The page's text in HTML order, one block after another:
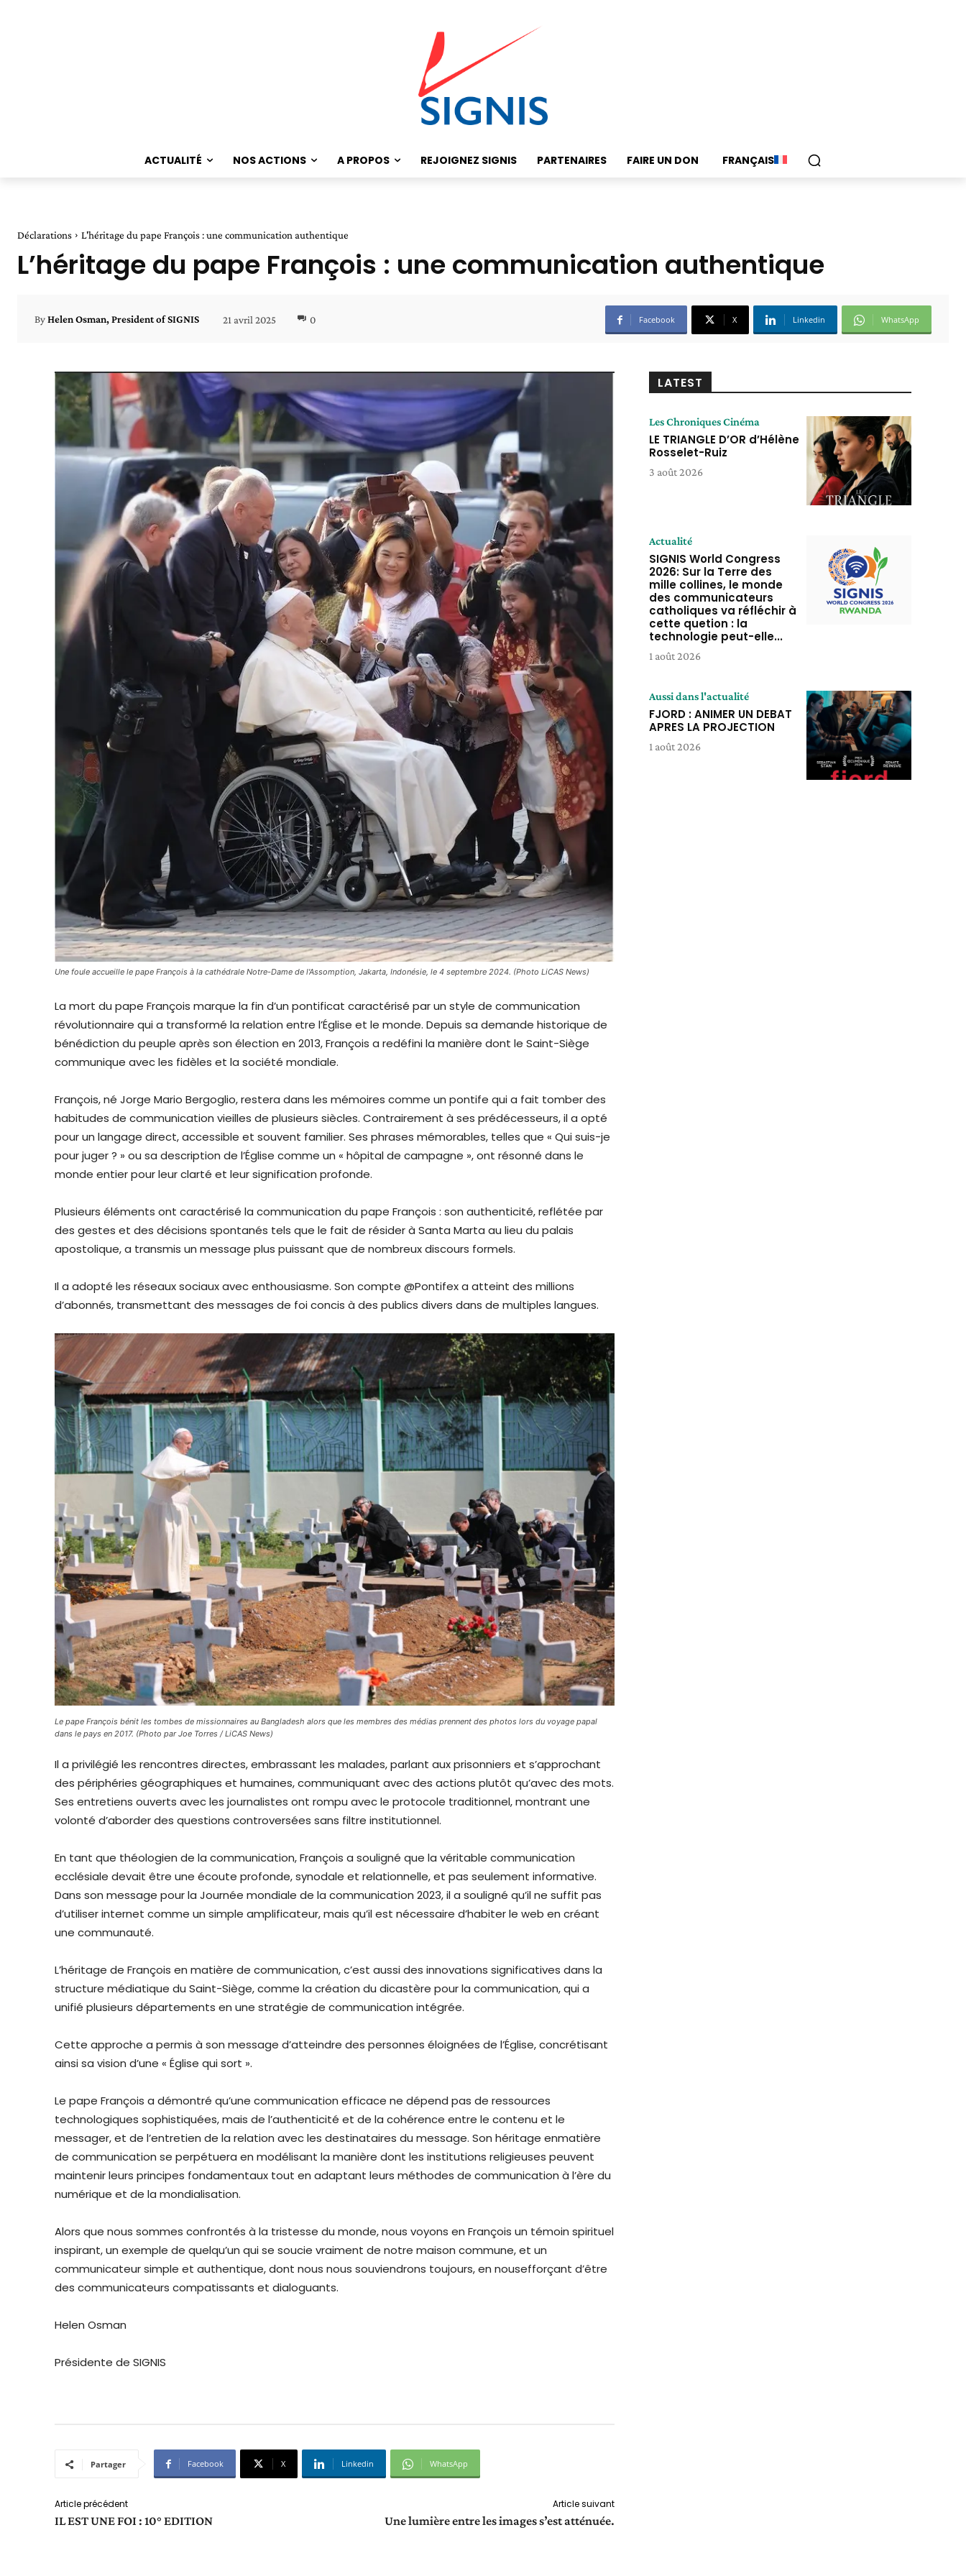
ACTUALITÉ NOS ACTIONS A PROPOS REJOIGNEZ SIGNIS PARTENAIRES FAIRE UN DON FRANÇAIS
Déclarations L'héritage du pape François : une communication authentique
L’héritage du pape François : une communication authentique
ByHelen Osman, President of SIGNIS 21 avril 2025 0 Facebook X Linkedin WhatsApp
Une foule accueille le pape François à la cathédrale Notre-Dame de l'Assomption, Jakarta, Indonésie, le 4 septembre 2024. (Photo LiCAS News)
La mort du pape François marque la fin d’un pontificat caractérisé par un style de communication
révolutionnaire qui a transformé la relation entre l’Église et le monde. Depuis sa demande historique de
bénédiction du peuple après son élection en 2013, François a redéfini la manière dont le Saint-Siège
communique avec les fidèles et la société mondiale.
François, né Jorge Mario Bergoglio, restera dans les mémoires comme un pontife qui a fait tomber des
habitudes de communication vieilles de plusieurs siècles. Contrairement à ses prédécesseurs, il a opté
pour un langage direct, accessible et souvent familier. Ses phrases mémorables, telles que « Qui suis-je
pour juger ? » ou sa description de l’Église comme un « hôpital de campagne », ont résonné dans le
monde entier pour leur clarté et leur signification profonde.
Plusieurs éléments ont caractérisé la communication du pape François : son authenticité, reflétée par
des gestes et des décisions spontanés tels que le fait de résider à Santa Marta au lieu du palais
apostolique, a transmis un message plus puissant que de nombreux discours formels.
Il a adopté les réseaux sociaux avec enthousiasme. Son compte @Pontifex a atteint des millions
d’abonnés, transmettant des messages de foi concis à des publics divers dans de multiples langues.
Le pape François bénit les tombes de missionnaires au Bangladesh alors que les membres des médias prennent des photos lors du voyage papal
dans le pays en 2017. (Photo par Joe Torres / LiCAS News)
Il a privilégié les rencontres directes, embrassant les malades, parlant aux prisonniers et s’approchant
des périphéries géographiques et humaines, communiquant avec des actions plutôt qu’avec des mots.
Ses entretiens ouverts avec les journalistes ont rompu avec le protocole traditionnel, montrant une
volonté d’aborder des questions controversées sans filtre institutionnel.
En tant que théologien de la communication, François a souligné que la véritable communication
ecclésiale devait être une écoute profonde, synodale et relationnelle, et pas seulement informative.
Dans son message pour la Journée mondiale de la communication 2023, il a souligné qu’il ne suffit pas
d’utiliser internet comme un simple amplificateur, mais qu’il est nécessaire d’habiter le web en créant
une communauté.
L’héritage de François en matière de communication, c’est aussi des innovations significatives dans la
structure médiatique du Saint-Siège, comme la création du dicastère pour la communication, qui a
unifié plusieurs départements en une stratégie de communication intégrée.
Cette approche a permis à son message d’atteindre des personnes éloignées de l’Église, concrétisant
ainsi sa vision d’une « Église qui sort ».
Le pape François a démontré qu’une communication efficace ne dépend pas de ressources
technologiques sophistiquées, mais de l’authenticité et de la cohérence entre le contenu et le
messager, et de l’entretien de la relation avec les destinataires du message. Son héritage enmatière
de communication se perpétuera en modélisant la manière dont les institutions religieuses peuvent
maintenir leurs principes fondamentaux tout en adaptant leurs méthodes de communication à l’ère du
numérique et de la mondialisation.
Alors que nous sommes confrontés à la tristesse du monde, nous voyons en François un témoin spirituel
inspirant, un exemple de quelqu’un qui se soucie vraiment de notre maison commune, et un
communicateur simple et authentique, dont nous nous souviendrons toujours, en nousefforçant d’être
des communicateurs compatissants et dialoguants.
Helen Osman
Présidente de SIGNIS
Partager Facebook X Linkedin WhatsApp
Article précédent
IL EST UNE FOI : 10° EDITION
Article suivant
Une lumière entre les images s’est atténuée.
LATEST
Les Chroniques Cinéma
LE TRIANGLE D’OR d’Hélène
Rosselet-Ruiz
3 août 2026
Actualité
SIGNIS World Congress
2026: Sur la Terre des
mille collines, le monde
des communicateurs
catholiques va réfléchir à
cette quetion : la
technologie peut-elle...
1 août 2026
Aussi dans l'actualité
FJORD : ANIMER UN DEBAT
APRES LA PROJECTION
1 août 2026